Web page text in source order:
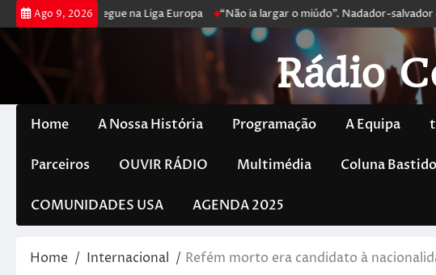
Ago 9, 2026
poker e prossegue na Liga Europa “Não ia largar o miúdo”. Nadador-salvador
Rádio
Home A Nossa História Programação A Equipa
Parceiros OUVIR RÁDIO Multimédia Coluna
COMUNIDADES USA AGENDA 2025
Home Internacional Refém morto era candidato à